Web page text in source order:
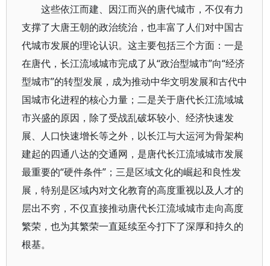
这些依江而建、因江而兴的唐代城市，不仅有力
支撑了大唐王朝的政治统治，也丰富了人们对中国古
代城市发展的理论认识。这主要包括三个方面：一是
在唐代，长江流域城市完成了从“政治型城市”向“经济
型城市”的转型发展，成为推动中华文明发展和古代中
国城市化进程的核心力量；二是关于唐代长江流域城
市兴盛的原因，除了受战乱破坏较小、经济快速发
展、人口快速增长等之外，以长江与大运河为骨架构
建起的四通八达的交通网，是唐代长江流域城市发展
最重要的“硬件条件”；三是区域文化的崛起和良性发
展，特别是区域内对文化教育的高度重视以及人才的
层出不穷，不仅直接推动唐代长江流域城市走向高度
繁荣，也为其繁荣一直延续至今打下了深厚和持久的
根基。